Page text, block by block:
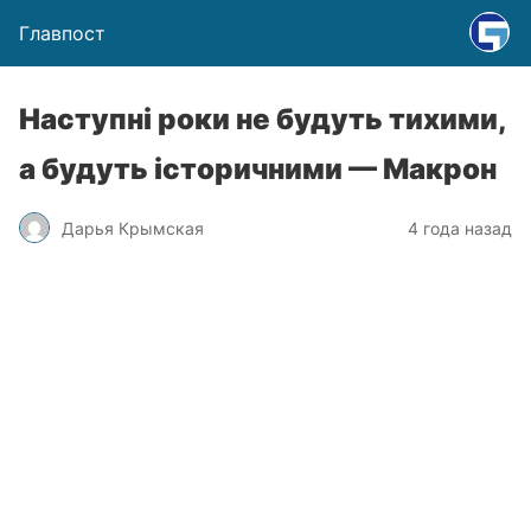
Главпост
Наступні роки не будуть тихими,
а будуть історичними — Макрон
Дарья Крымская 4 года назад